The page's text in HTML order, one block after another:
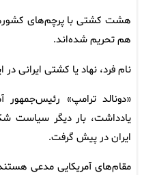
هشت کشتی با پرچم‌های
هم تحریم شده‌اند.
نام فرد، نهاد یا کشتی ایرانی
«دونالد ترامپ»
یادداشت، بار دیگر سیاست
ایران در پیش گرفت.
مقام‌های آمریکایی مدعی